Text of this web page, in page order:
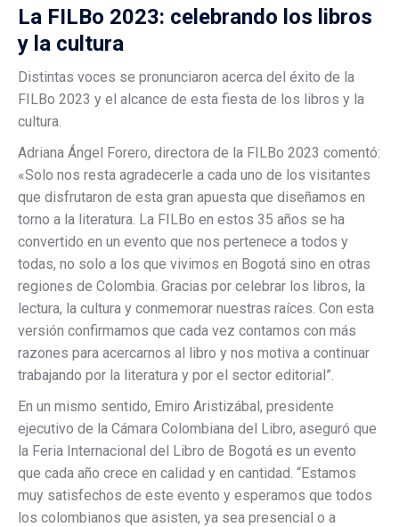
La FILBo 2023: celebrando los libros
y la cultura
Distintas voces se pronunciaron acerca del éxito de la
FILBo 2023 y el alcance de esta fiesta de los libros y la
cultura.
Adriana Ángel Forero, directora de la FILBo 2023 comentó:
«Solo nos resta agradecerle a cada uno de los visitantes
que disfrutaron de esta gran apuesta que diseñamos en
torno a la literatura. La FILBo en estos 35 años se ha
convertido en un evento que nos pertenece a todos y
todas, no solo a los que vivimos en Bogotá sino en otras
regiones de Colombia. Gracias por celebrar los libros, la
lectura, la cultura y conmemorar nuestras raíces. Con esta
versión confirmamos que cada vez contamos con más
razones para acercarnos al libro y nos motiva a continuar
trabajando por la literatura y por el sector editorial”.
En un mismo sentido, Emiro Aristizábal, presidente
ejecutivo de la Cámara Colombiana del Libro, aseguró que
la Feria Internacional del Libro de Bogotá es un evento
que cada año crece en calidad y en cantidad. “Estamos
muy satisfechos de este evento y esperamos que todos
los colombianos que asisten, ya sea presencial o a